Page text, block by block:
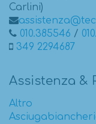
Carlini)
010.385546 /
349 2294687
Assistenza &
Altro